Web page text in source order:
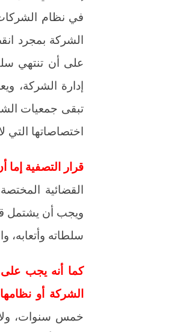
في نظام
الشركة بمجرد
على أن تنتهي
إدارة الشركة،
تبقى جمعيات
اختصاصاتها
قرار التصفية إما
القضائية
ويجب أن يشتمل
سلطاته وأتعابه،
كما أنه يجب
الشركة أو
خمس سنوات، ولا